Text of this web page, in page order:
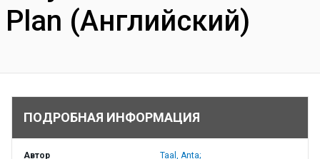
Plan (Английский)
ПОДРОБНАЯ ИНФОРМАЦИЯ
Автор Taal, Anta;